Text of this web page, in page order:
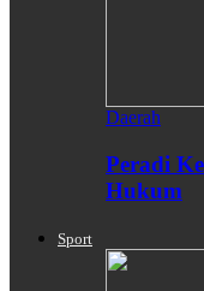
Daerah
Peradi
Hukum
Sport